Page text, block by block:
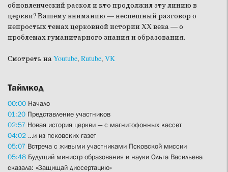
обновленческий раскол и кто продолжил эту линию в
церкви? Вашему вниманию — неспешный разговор о
непростых темах церковной истории XX века — о
проблемах гуманитарного знания и образования.
Смотреть наYoutube, Rutube, VK
Таймкод
00:00 Начало
01:20 Представление участников
02:57 Новая история церкви — с магнитофонных кассет
04:02 …и из псковских газет
05:07 Встреча с живыми участниками Псковской миссии
05:48 Будущий министр образования и науки Ольга Васильева
сказала: «Защищай диссертацию»